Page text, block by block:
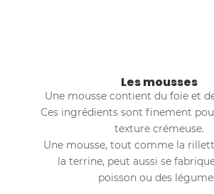
Les mousses
Une mousse contient du foie et
Ces ingrédients sont finement
texture crémeuse.
Une mousse, tout comme la
la terrine, peut aussi se
poisson ou des